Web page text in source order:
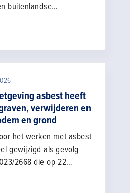
buitenlandse
aantal provinciale en
asbest heeft
verwijderen en
en grond
het werken met asbest
gewijzigd als gevolg
2668 die op 22
andere eisen aan